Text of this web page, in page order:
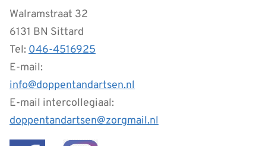
Walramstraat 32
6131 BN Sittard
Tel:046-4516925
E-mail:
info@doppentandartsen.nl
E-mail intercollegiaal:
doppentandartsen@zorgmail.nl